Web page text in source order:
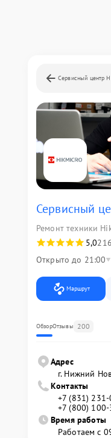
Сервисный центр
Сервисный
Ремонт техники
5,0
Открыто до 21:00
Маршрут
ОбзорОтзывы 200
Адрес
г. Нижний
Контакты
+7 (831)
+7 (800)
Время работы
Работаем с